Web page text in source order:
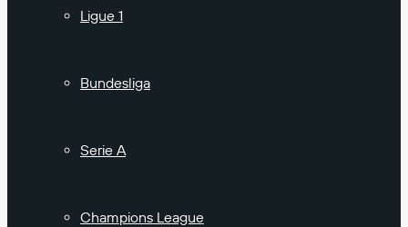
Ligue 1
Bundesliga
Serie A
Champions League